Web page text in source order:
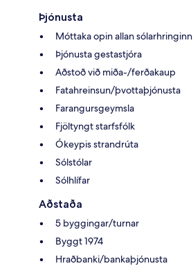
Þjónusta
Móttaka opin allan sólarhringinn
Þjónusta gestastjóra
Aðstoð við miða-/ferðakaup
Fatahreinsun/þvottaþjónusta
Farangursgeymsla
Fjöltyngt starfsfólk
Ókeypis strandrúta
Sólstólar
Sólhlífar
Aðstaða
5 byggingar/turnar
Byggt 1974
Hraðbanki/bankaþjónusta